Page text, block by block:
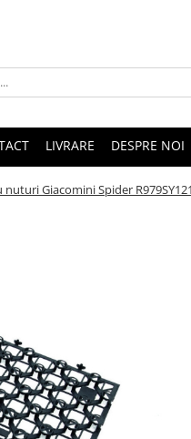
LIVRARE DESPRE NOI
nuturi Giacomini Spider